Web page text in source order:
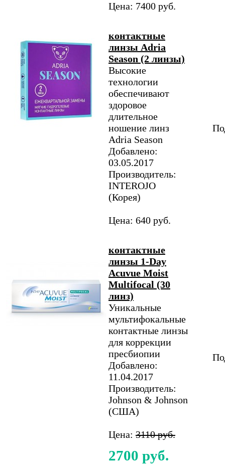
Цена: 7400 руб.
контактные
линзы Adria
Season (2 линзы)
Высокие
технологии
обеспечивают
здоровое
длительное
ношение линз
Adria Season
Добавлено:
03.05.2017
Производитель:
INTEROJO
(Корея)
Цена: 640 руб.
контактные
линзы 1-Day
Acuvue Moist
Multifocal (30
линз)
Уникальные
мультифокальные
контактные линзы
для коррекции
пресбиопии
Добавлено:
11.04.2017
Производитель:
Johnson & Johnson
(США)
Цена: 3110 руб.
2700 руб.